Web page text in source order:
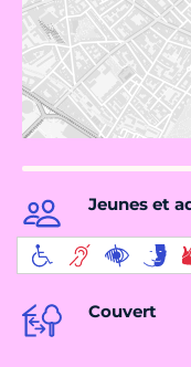
Jeunes et
Couvert